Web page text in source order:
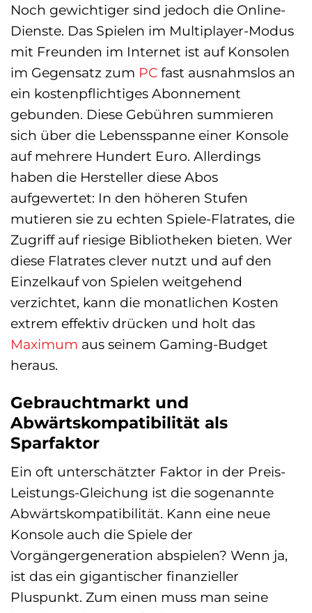
Noch gewichtiger sind jedoch die Online-
Dienste. Das Spielen im Multiplayer-Modus
mit Freunden im Internet ist auf Konsolen
im Gegensatz zum PC fast ausnahmslos an
ein kostenpflichtiges Abonnement
gebunden. Diese Gebühren summieren
sich über die Lebensspanne einer Konsole
auf mehrere Hundert Euro. Allerdings
haben die Hersteller diese Abos
aufgewertet: In den höheren Stufen
mutieren sie zu echten Spiele-Flatrates, die
Zugriff auf riesige Bibliotheken bieten. Wer
diese Flatrates clever nutzt und auf den
Einzelkauf von Spielen weitgehend
verzichtet, kann die monatlichen Kosten
extrem effektiv drücken und holt das
Maximum aus seinem Gaming-Budget
heraus.
Gebrauchtmarkt und
Abwärtskompatibilität als
Sparfaktor
Ein oft unterschätzter Faktor in der Preis-
Leistungs-Gleichung ist die sogenannte
Abwärtskompatibilität. Kann eine neue
Konsole auch die Spiele der
Vorgängergeneration abspielen? Wenn ja,
ist das ein gigantischer finanzieller
Pluspunkt. Zum einen muss man seine